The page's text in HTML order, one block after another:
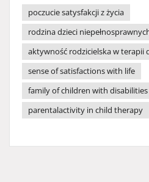
poczucie satysfakcji z życia
rodzina dzieci
aktywność rodzicielska w terapii
sense of satisfactions with life
family of children with disabilities
parentalactivity in child therapy